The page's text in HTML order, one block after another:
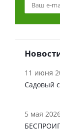
11 июня
Садовый
5 мая